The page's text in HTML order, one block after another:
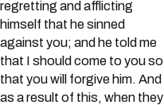
regretting and afflicting
himself that he sinned
against you; and he told me
that I should come to you so
that you will forgive him. And
as a result of this, when they